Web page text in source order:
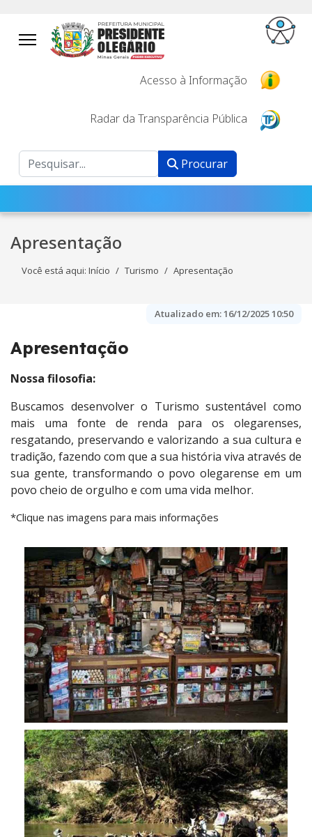
Acesso à Informação
Radar da Transparência Pública
Procurar Procurar
Apresentação
Você está aqui: Início Turismo Apresentação
Atualizado em:16/12/2025 10:50
Apresentação
Nossa filosofia:
Buscamos desenvolver o Turismo sustentável como
mais uma fonte de renda para os olegarenses,
resgatando, preservando e valorizando a sua cultura e
tradição, fazendo com que a sua história viva através de
sua gente, transformando o povo olegarense em um
povo cheio de orgulho e com uma vida melhor.
*Clique nas imagens para mais informações